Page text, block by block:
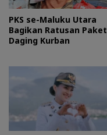
PKS se-Maluku Utara
Bagikan Ratusan Paket
Daging Kurban